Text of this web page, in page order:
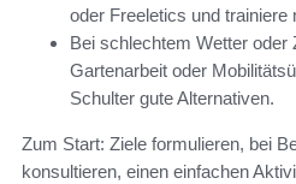
oder Freeletics und
Bei schlechtem Wetter oder
Gartenarbeit oder
Schulter gute Alternativen.
Zum Start: Ziele formulieren, bei
konsultieren, einen einfachen